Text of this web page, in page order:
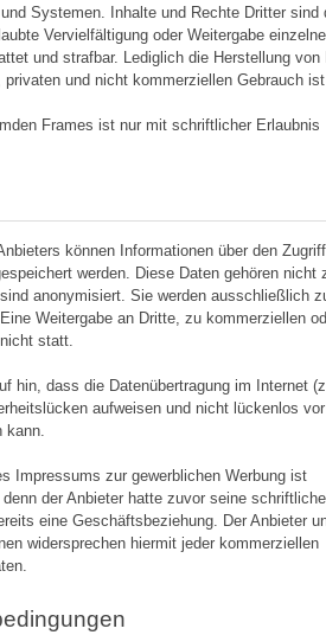
Systemen. Inhalte und Rechte Dritter sind
Vervielfältigung oder Weitergabe
und strafbar. Lediglich die Herstellung von
und nicht kommerziellen Gebrauch ist
Frames ist nur mit schriftlicher Erlaubnis
können Informationen über den Zugriff
werden. Diese Daten gehören nicht
anonymisiert. Sie werden ausschließlich
Weitergabe an Dritte, zu kommerziellen
statt.
hin, dass die Datenübertragung im Internet
aufweisen und nicht lückenlos
Impressums zur gewerblichen Werbung ist
der Anbieter hatte zuvor seine schriftliche
eine Geschäftsbeziehung. Der Anbieter
widersprechen hiermit jeder kommerziellen